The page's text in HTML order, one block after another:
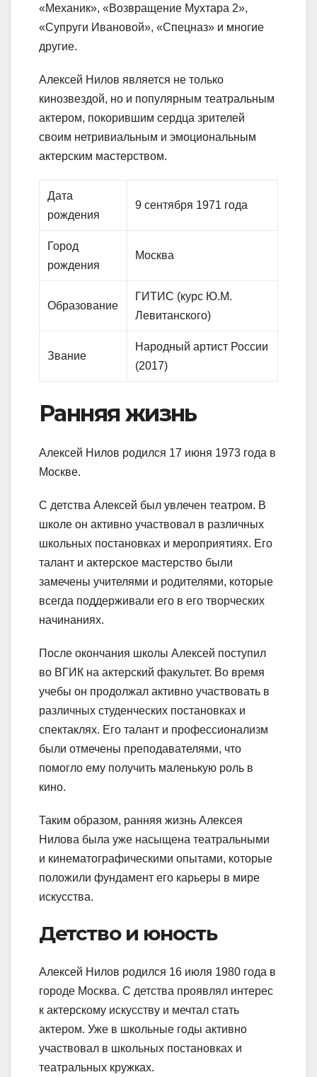
«Механик», «Возвращение Мухтара 2»,
«Супруги Ивановой», «Спецназ» и многие
другие.
Алексей Нилов является не только
кинозвездой, но и популярным театральным
актером, покорившим сердца зрителей
своим нетривиальным и эмоциональным
актерским мастерством.
Дата
рождения
9 сентября 1971 года
Город
рождения
Москва
Образование
ГИТИС (курс Ю.М.
Левитанского)
Звание
Народный артист России
(2017)
Ранняя жизнь
Алексей Нилов родился 17 июня 1973 года в
Москве.
С детства Алексей был увлечен театром. В
школе он активно участвовал в различных
школьных постановках и мероприятиях. Его
талант и актерское мастерство были
замечены учителями и родителями, которые
всегда поддерживали его в его творческих
начинаниях.
После окончания школы Алексей поступил
во ВГИК на актерский факультет. Во время
учебы он продолжал активно участвовать в
различных студенческих постановках и
спектаклях. Его талант и профессионализм
были отмечены преподавателями, что
помогло ему получить маленькую роль в
кино.
Таким образом, ранняя жизнь Алексея
Нилова была уже насыщена театральными
и кинематографическими опытами, которые
положили фундамент его карьеры в мире
искусства.
Детство и юность
Алексей Нилов родился 16 июля 1980 года в
городе Москва. С детства проявлял интерес
к актерскому искусству и мечтал стать
актером. Уже в школьные годы активно
участвовал в школьных постановках и
театральных кружках.